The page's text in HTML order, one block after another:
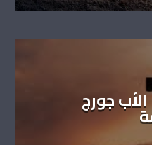
جورج